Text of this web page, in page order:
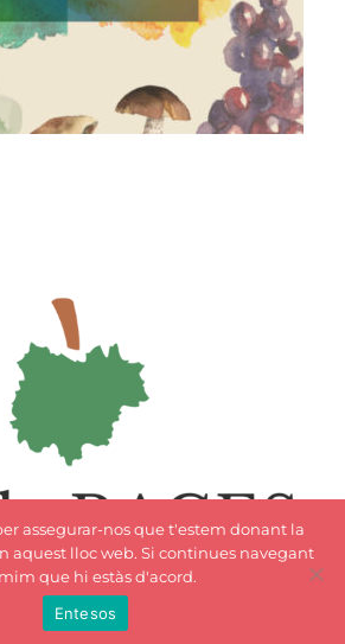
assegurar-nos que t'estem donant la
aquest lloc web. Si continues navegant
que hi estàs d'acord.
Entesos